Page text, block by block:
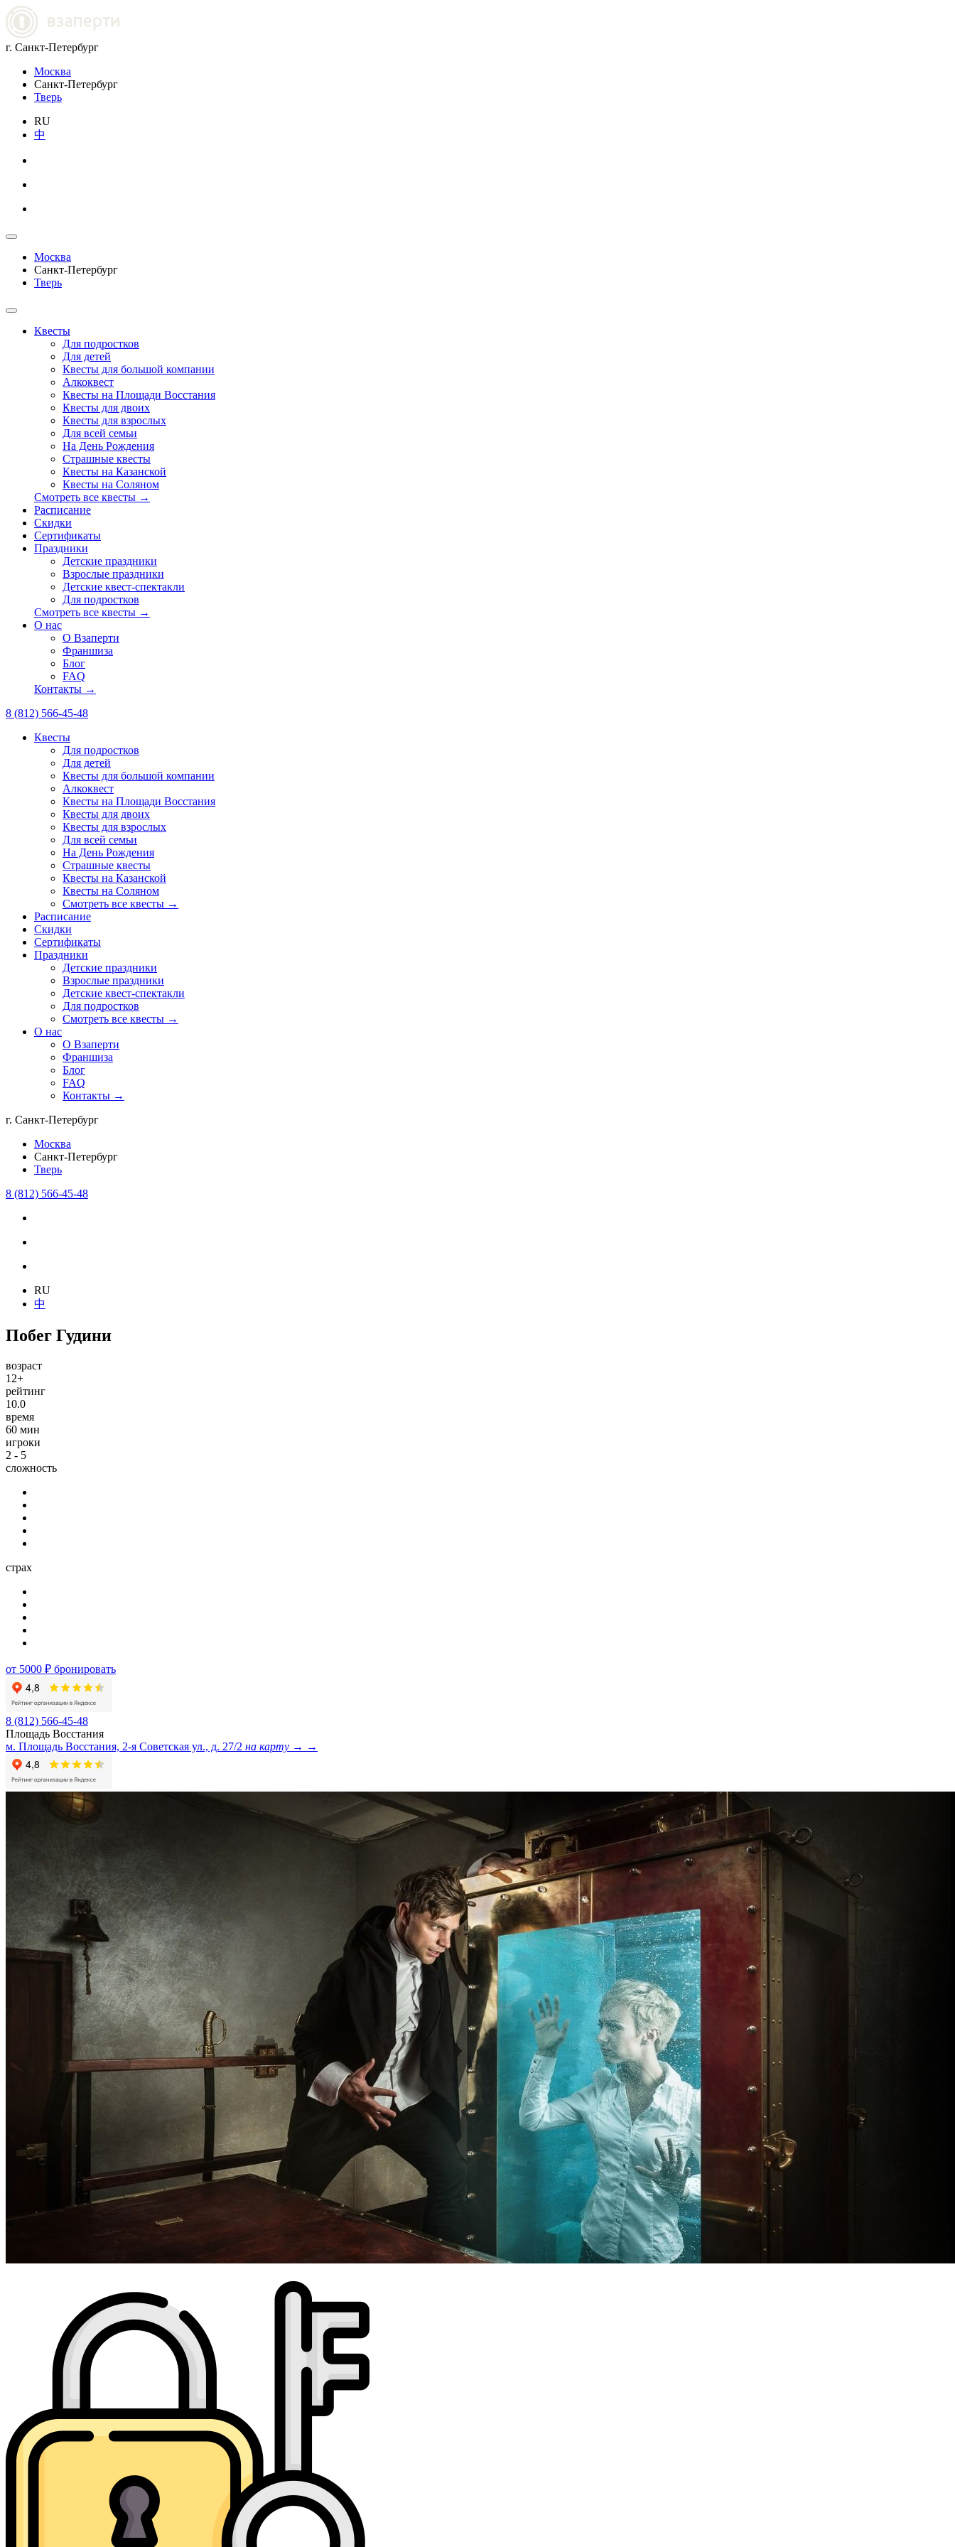
г. Санкт-Петербург
Москва
Санкт-Петербург
Тверь
RU
中
Москва
Санкт-Петербург
Тверь
Квесты
Для подростков
Для детей
Квесты для большой компании
Алкоквест
Квесты на Площади Восстания
Квесты для двоих
Квесты для взрослых
Для всей семьи
На День Рождения
Страшные квесты
Квесты на Казанской
Квесты на Соляном
Смотреть все квесты →
Расписание
Скидки
Сертификаты
Праздники
Детские праздники
Взрослые праздники
Детские квест-спектакли
Для подростков
Смотреть все квесты →
О нас
О Взаперти
Франшиза
Блог
FAQ
Контакты →
8 (812) 566-45-48
Квесты
Для подростков
Для детей
Квесты для большой компании
Алкоквест
Квесты на Площади Восстания
Квесты для двоих
Квесты для взрослых
Для всей семьи
На День Рождения
Страшные квесты
Квесты на Казанской
Квесты на Соляном
Смотреть все квесты →
Расписание
Скидки
Сертификаты
Праздники
Детские праздники
Взрослые праздники
Детские квест-спектакли
Для подростков
Смотреть все квесты →
О нас
О Взаперти
Франшиза
Блог
FAQ
Контакты →
г. Санкт-Петербург
Москва
Санкт-Петербург
Тверь
8 (812) 566-45-48
RU
中
Побег Гудини
возраст
12+
рейтинг
10.0
время
60 мин
игроки
2 - 5
сложность
страх
от 5000 ₽ бронировать
8 (812) 566-45-48
Площадь Восстания
м. Площадь Восстания, 2-я Советская ул., д. 27/2 на карту → →